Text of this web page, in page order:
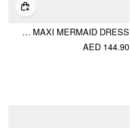
CHIFFON BACKLESS MAXI MERMAID DRESS
AED 144.90